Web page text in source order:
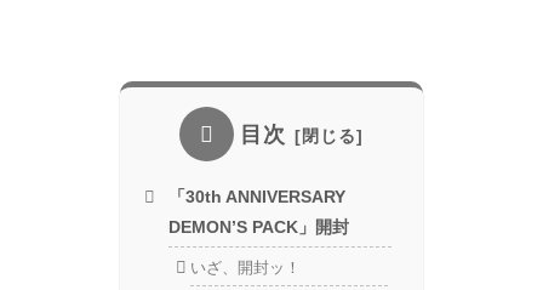
目次
「30th ANNIVERSARY
DEMON’S PACK」開封
いざ、開封ッ！